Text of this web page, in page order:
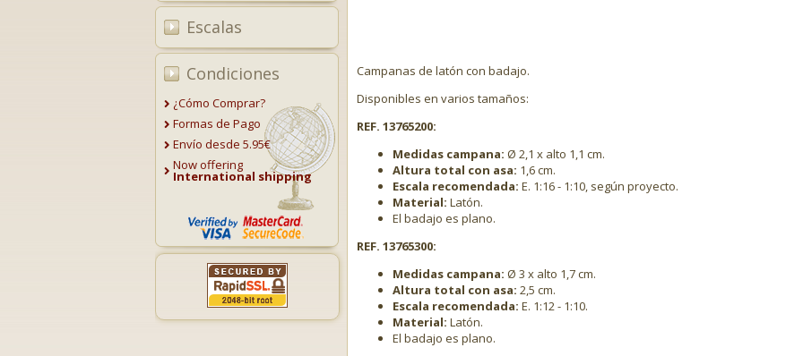
Escalas
Condiciones
¿Cómo Comprar?
Formas de Pago
Envío desde 5.95€
Now offering
International shipping
Campanas de latón con badajo.
Disponibles en varios tamaños:
REF. 13765200:
Medidas campana: Ø 2,1 x alto 1,1 cm.
Altura total con asa: 1,6 cm.
Escala recomendada: E. 1:16 - 1:10, según proyecto.
Material: Latón.
El badajo es plano.
REF. 13765300:
Medidas campana: Ø 3 x alto 1,7 cm.
Altura total con asa: 2,5 cm.
Escala recomendada: E. 1:12 - 1:10.
Material: Latón.
El badajo es plano.